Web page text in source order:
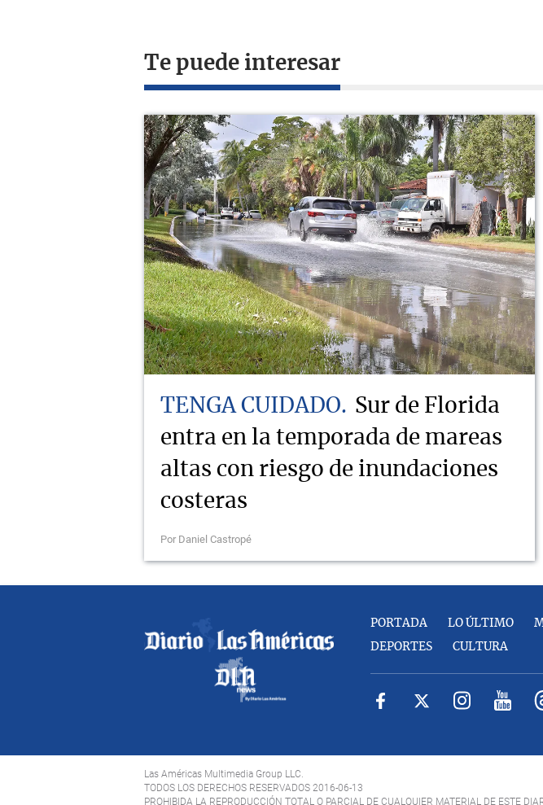
Te puede interesar
TENGA CUIDADO
Sur de Florida
entra en la temporada de mareas
altas con riesgo de inundaciones
costeras
Por Daniel Castropé
PORTADA LO ÚLTIMO
DEPORTES CULTURA
Las Américas Multimedia Group LLC.
TODOS LOS DERECHOS RESERVADOS 2016-06-13
PROHIBIDA LA REPRODUCCIÓN TOTAL O PARCIAL DE CUALQUIER MATERIAL DE ESTE